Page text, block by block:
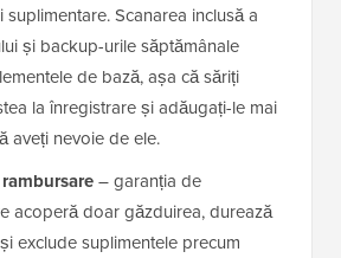
Scanarea inclusă a
și backup-urile săptămânale
de bază, așa că săriți
la înregistrare și adăugați-le mai
aveți nevoie de ele.
– garanția de
acoperă doar găzduirea, durează
exclude suplimentele precum